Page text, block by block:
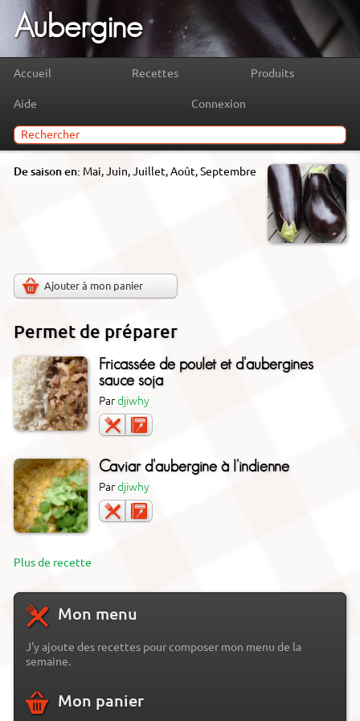
Aubergine
Accueil Recettes Produits
Aide Connexion
Mon menu
J'y ajoute des recettes pour composer mon menu de la
semaine.
Mon panier
De saison en: Mai, Juin, Juillet, Août, Septembre
Ajouter à mon panier
Permet de préparer
Fricassée de poulet et d'aubergines
sauce soja
Pardjiwhy
Caviar d'aubergine à l'indienne
Pardjiwhy
Plus de recette